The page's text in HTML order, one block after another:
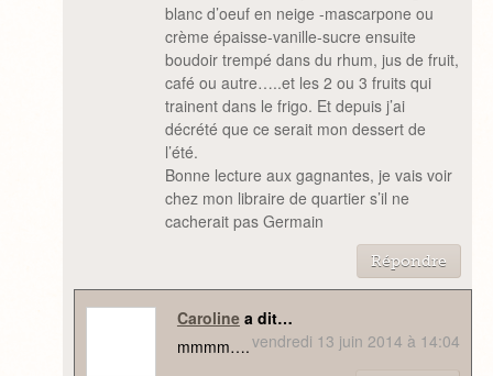
blanc d’oeuf en neige -mascarpone ou
crème épaisse-vanille-sucre ensuite
boudoir trempé dans du rhum, jus de fruit,
café ou autre…..et les 2 ou 3 fruits qui
trainent dans le frigo. Et depuis j’ai
décrété que ce serait mon dessert de
l’été.
Bonne lecture aux gagnantes, je vais voir
chez mon libraire de quartier s’il ne
cacherait pas Germain
Répondre
Carolinea dit…
vendredi 13 juin 2014 à 14:04
mmmm….